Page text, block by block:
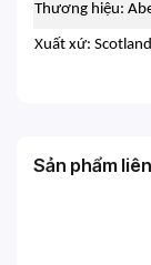
Thương hiệu:
Xuất xứ: Scotland
Sản phẩm